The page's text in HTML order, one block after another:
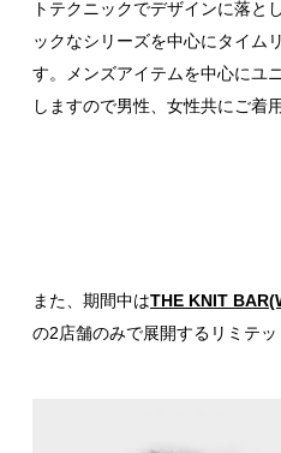
トテクニックでデザインに落と
ックなシリーズを中心にタイム
す。メンズアイテムを中心にユ
しますので男性、女性共にご着
また、期間中はTHE KNIT
の2店舗のみで展開するリミテッ